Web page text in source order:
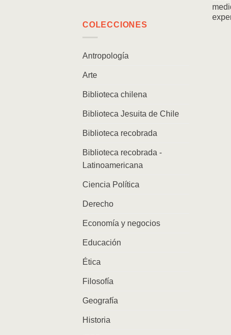
COLECCIONES
Antropología
Arte
Biblioteca chilena
Biblioteca Jesuita de Chile
Biblioteca recobrada
Biblioteca recobrada -
Latinoamericana
Ciencia Política
Derecho
Economía y negocios
Educación
Ética
Filosofía
Geografía
Historia